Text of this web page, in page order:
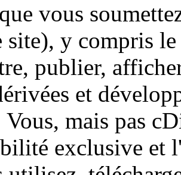
vous
site), y compris
publier,
et
Vous, mais pas
exclusive et